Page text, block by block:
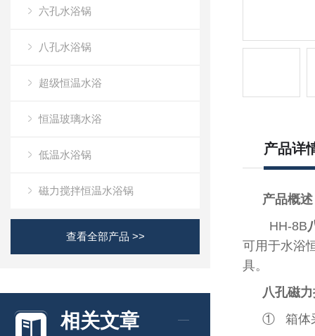
六孔水浴锅
八孔水浴锅
超级恒温水浴
恒温玻璃水浴
低温水浴锅
磁力搅拌恒温水浴锅
查看全部产品 >>
相关文章
产品详
产品概
HH-8B
可用于水浴
具。
八孔磁
① 箱体